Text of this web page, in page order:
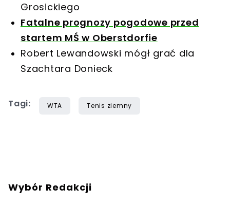
Grosickiego
Fatalne prognozy pogodowe przed
startem MŚ w Oberstdorfie
Robert Lewandowski mógł grać dla
Szachtara Donieck
Tagi: WTA Tenis ziemny
Wybór Redakcji